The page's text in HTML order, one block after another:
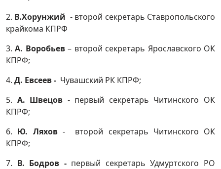
2. В.Хорунжий - второй секретарь Ставропольского
крайкома КПРФ
3.А. Воробьев– второй секретарь Ярославского ОК
КПРФ;
4. Д. Евсеев - Чувашский РК КПРФ;
5. А. Швецов - первый секретарь Читинского ОК
КПРФ;
6. Ю. Ляхов- второй секретарь Читинского ОК
КПРФ;
7. В. Бодров -первый секретарь Удмуртского РО